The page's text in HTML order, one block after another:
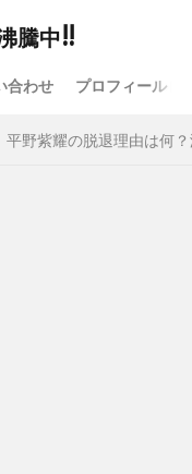
騰中!!
合わせ プロフィール
平野紫耀の脱退理由は何